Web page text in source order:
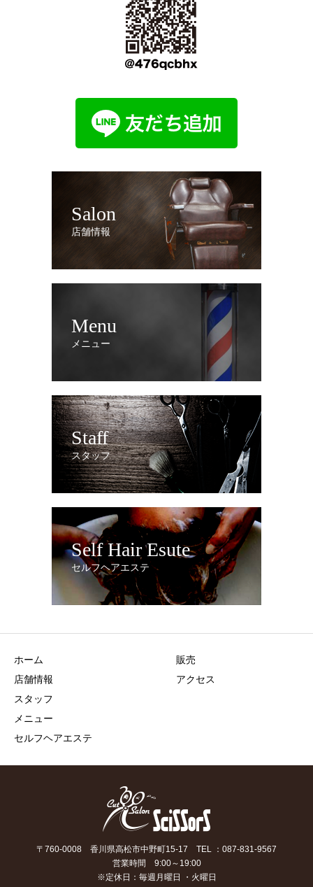
Salon
店舗情報
Menu
メニュー
Staff
スタッフ
Self Hair Esute
セルフヘアエステ
ホーム
店舗情報
スタッフ
メニュー
セルフヘアエステ
販売
アクセス
〒760-0008 香川県高松市中野町15-17 TEL ：087-831-9567
営業時間 9:00～19:00
※定休日：毎週月曜日 ・火曜日